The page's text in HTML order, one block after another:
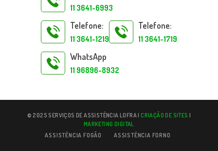
11 3641-6993
Telefone:
11 3641-1219
Telefone:
11 3641-1719
WhatsApp
11 96896-8932
© 2025 SERVIÇOS DE ASSISTÊNCIA LOFRA |CRIAÇÃO DE SITES |
MARKETING DIGITAL
ASSISTÊNCIA FOGÃO
ASSISTÊNCIA FORNO